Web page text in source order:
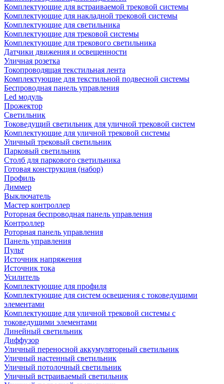
Комплектующие для встраиваемой трековой системы
Комплектующие для накладной трековой системы
Комплектующие для светильника
Комплектующие для трековой системы
Комплектующие для трекового светильника
Датчики движения и освещенности
Уличная розетка
Токопроводящая текстильная лента
Комплектующие для текстильной подвесной системы
Беспроводная панель управления
Led модуль
Прожектор
Светильник
Токоведущий светильник для уличной трековой систем
Комплектующие для уличной трековой системы
Уличный трековый светильник
Парковый светильник
Столб для паркового светильника
Готовая конструкция (набор)
Профиль
Диммер
Выключатель
Мастер контроллер
Роторная беспроводная панель управления
Контроллер
Роторная панель управления
Панель управления
Пульт
Источник напряжения
Источник тока
Усилитель
Комплектующие для профиля
Комплектующие для систем освещения с токоведущими
элементами
Комплектующие для уличной трековой системы с
токоведущими элементами
Линейный светильник
Диффузор
Уличный переносной аккумуляторный светильник
Уличный настенный светильник
Уличный потолочный светильник
Уличный встраиваемый светильник